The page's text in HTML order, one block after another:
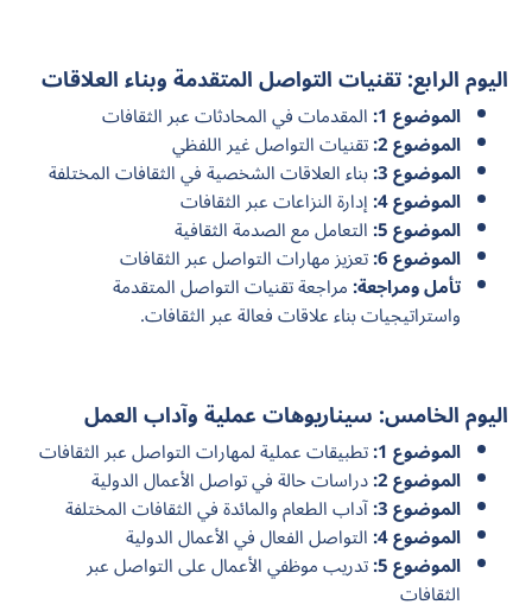
اليوم الرابع: تقنيات التواصل المتقدمة وبناء العلاقات
الموضوع 1: المقدمات في المحادثات عبر الثقافات
الموضوع 2: تقنيات التواصل غير اللفظي
الموضوع 3: بناء العلاقات الشخصية في الثقافات المختلفة
الموضوع 4: إدارة النزاعات عبر الثقافات
الموضوع 5: التعامل مع الصدمة الثقافية
الموضوع 6: تعزيز مهارات التواصل عبر الثقافات
تأمل ومراجعة:مراجعة تقنيات التواصل المتقدمة
واستراتيجيات بناء علاقات فعالة عبر الثقافات.
اليوم الخامس: سيناريوهات عملية وآداب العمل
الموضوع 1: تطبيقات عملية لمهارات التواصل عبر الثقافات
الموضوع 2: دراسات حالة في تواصل الأعمال الدولية
الموضوع 3: آداب الطعام والمائدة في الثقافات المختلفة
الموضوع 4: التواصل الفعال في الأعمال الدولية
الموضوع 5: تدريب موظفي الأعمال على التواصل عبر
الثقافات